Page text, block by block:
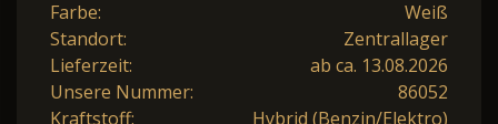
Farbe:
Weiß
Standort:
Zentrallager
Lieferzeit:
ab ca. 13.08.2026
Unsere Nummer:
86052
Kraftstoff:
Hybrid (Benzin/Elektro)